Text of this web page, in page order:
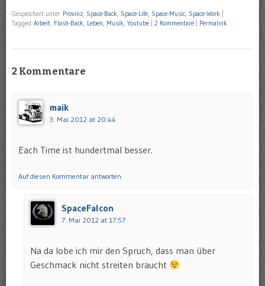
Gespeichert unter Provinz, Space-Back, Space-Life, Space-Music, Space-Work
Tagged Arbeit, Flash-Back, Leben, Musik,Youtube 2 Kommentare Permalink
2 Kommentare
maik
3. Mai 2012 at 20:44
Each Time ist hundertmal besser.
Auf diesen Kommentar antworten
SpaceFalcon
7. Mai 2012 at 17:57
Na da lobe ich mir den Spruch, dass man über
Geschmack nicht streiten braucht